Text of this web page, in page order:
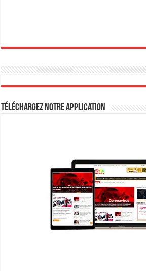
Téléchargez notre Application